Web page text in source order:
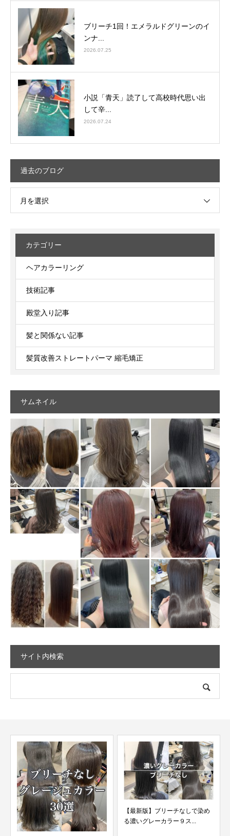
ブリーチ1回！エメラルドグリーンのイ
ンナ...
2026.07.25
小説「青天」読了して高校時代思い出
して辛...
2026.07.24
過去のブログ
月を選択
カテゴリー
ヘアカラーリング
技術記事
殿堂入り記事
髪と関係ない記事
髪質改善ストレートパーマ 縮毛矯正
サムネイル
サイト内検索
【最新版】ブリーチなしで染め
る濃いグレーカラー９ス...
ブリーチした髪にパーマして失
敗した髪を直します。